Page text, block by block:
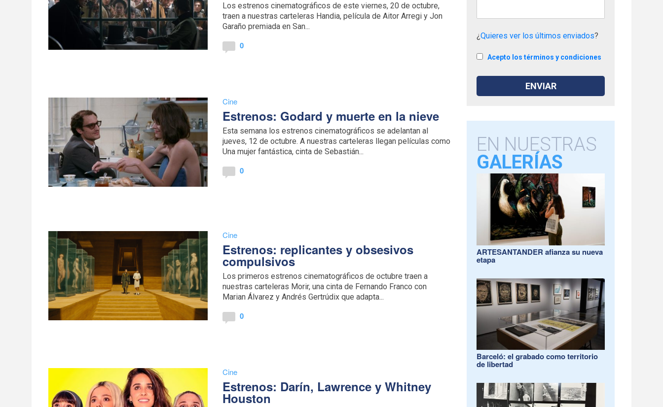
Los estrenos cinematográficos de este viernes, 20 de octubre,
traen a nuestras carteleras Handia, película de Aitor Arregi y Jon
Garaño premiada en San...
0
Cine
Estrenos: Godard y muerte en la nieve
Esta semana los estrenos cinematográficos se adelantan al
jueves, 12 de octubre. A nuestras carteleras llegan películas como
Una mujer fantástica, cinta de Sebastián...
0
Cine
Estrenos: replicantes y obsesivos
compulsivos
Los primeros estrenos cinematográficos de octubre traen a
nuestras carteleras Morir, una cinta de Fernando Franco con
Marian Álvarez y Andrés Gertrúdix que adapta...
0
Cine
Estrenos: Darín, Lawrence y Whitney
Houston
¿Quieres ver los últimos enviados?
Acepto los términos y condiciones
EN NUESTRAS
GALERÍAS
ARTESANTANDER afianza su nueva
etapa
Barceló: el grabado como territorio
de libertad